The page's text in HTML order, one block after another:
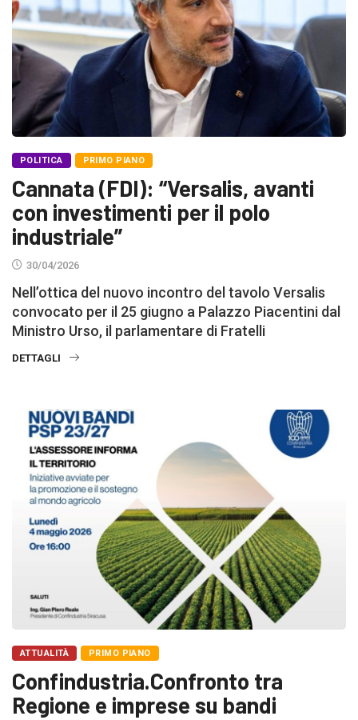
POLITICA PRIMO PIANO
Cannata (FDI): “Versalis, avanti
con investimenti per il polo
industriale”
30/04/2026
Nell’ottica del nuovo incontro del tavolo Versalis
convocato per il 25 giugno a Palazzo Piacentini dal
Ministro Urso, il parlamentare di Fratelli
DETTAGLI
ATTUALITÀ PRIMO PIANO
Confindustria.Confronto tra
Regione e imprese su bandi